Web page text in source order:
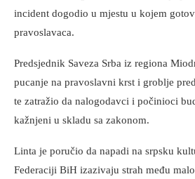
incident dogodio u mjestu u kojem
pravoslavaca.
Predsjednik Saveza Srba iz regiona
pucanje na pravoslavni krst i groblje
te zatražio da nalogodavci i počinioci
kažnjeni u skladu sa zakonom.
Linta je poručio da napadi na srpsku
Federaciji BiH izazivaju strah među